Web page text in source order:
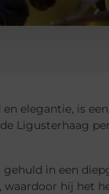
elegantie, is
Ligusterhaag
in een
hij het